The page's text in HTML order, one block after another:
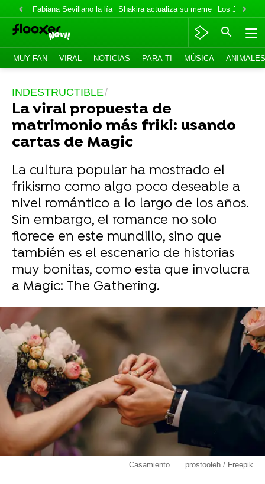
Fabiana Sevillano la lía Shakira actualiza su meme Los Jonas
MUY FAN VIRAL NOTICIAS PARA TI MÚSICA ANIMALES
INDESTRUCTIBLE
La viral propuesta de
matrimonio más friki: usando
cartas de Magic
La cultura popular ha mostrado el
frikismo como algo poco deseable a
nivel romántico a lo largo de los años.
Sin embargo, el romance no solo
florece en este mundillo, sino que
también es el escenario de historias
muy bonitas, como esta que involucra
a Magic: The Gathering.
Casamiento. prostooleh / Freepik